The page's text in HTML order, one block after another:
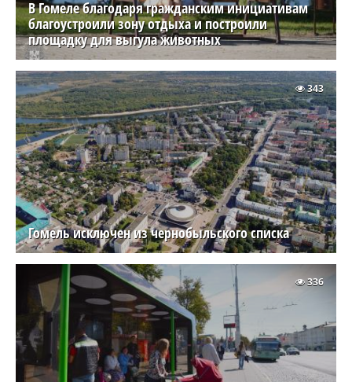
В Гомеле благодаря гражданским инициативам
благоустроили зону отдыха и построили
площадку для выгула животных
Гомель исключен из чернобыльского списка
343
336